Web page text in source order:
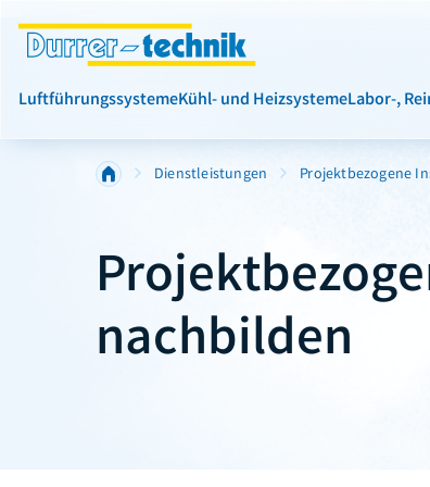
LuftführungssystemeKühl- und HeizsystemeLabor-,
Dienstleistungen Projektbezogene
nachbilden